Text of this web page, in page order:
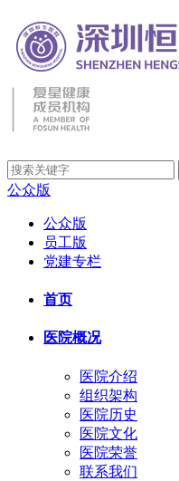
公众版
公众版
员工版
党建专栏
首页
医院概况
医院介绍
组织架构
医院历史
医院文化
医院荣誉
联系我们